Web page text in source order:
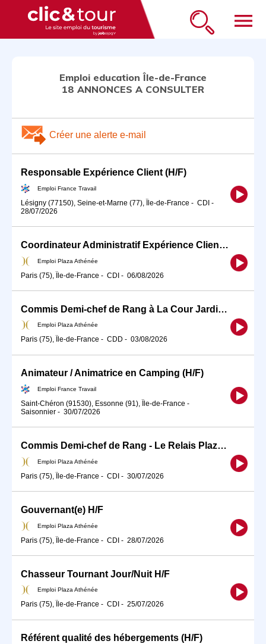
menu
Emploi education Île-de-France
18 ANNONCES A CONSULTER
Créer une alerte e-mail
Responsable Expérience Client (H/F)
Emploi France Travail
Lésigny (77150), Seine-et-Marne (77), Île-de-France - CDI -
28/07/2026
Coordinateur Administratif Expérience Clients H/F
Emploi Plaza Athénée
Paris (75), Île-de-France - CDI - 06/08/2026
Commis Demi-chef de Rang à La Cour Jardin - CDD H/F
Emploi Plaza Athénée
Paris (75), Île-de-France - CDD - 03/08/2026
Animateur / Animatrice en Camping (H/F)
Emploi France Travail
Saint-Chéron (91530), Essonne (91), Île-de-France -
Saisonnier - 30/07/2026
Commis Demi-chef de Rang - Le Relais Plaza H/F
Emploi Plaza Athénée
Paris (75), Île-de-France - CDI - 30/07/2026
Gouvernant(e) H/F
Emploi Plaza Athénée
Paris (75), Île-de-France - CDI - 28/07/2026
Chasseur Tournant Jour/Nuit H/F
Emploi Plaza Athénée
Paris (75), Île-de-France - CDI - 25/07/2026
Référent qualité des hébergements (H/F)